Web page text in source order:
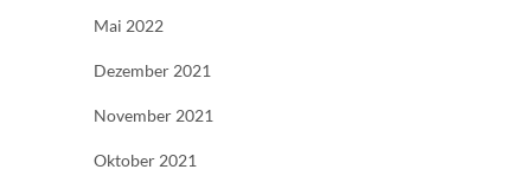
Mai 2022
Dezember 2021
November 2021
Oktober 2021